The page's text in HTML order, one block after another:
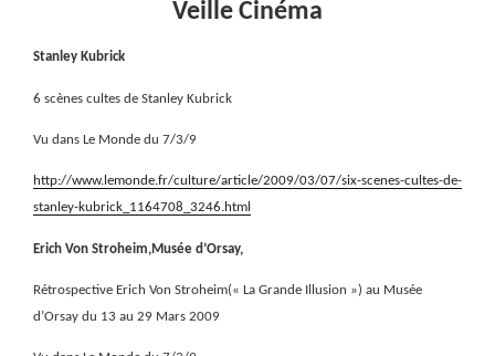
Veille Cinéma
Stanley Kubrick
6 scènes cultes de Stanley Kubrick
Vu dans Le Monde du 7/3/9
http://www.lemonde.fr/culture/article/2009/03/07/six-scenes-cultes-de-
stanley-kubrick_1164708_3246.html
Erich Von Stroheim,Musée d’Orsay,
Rétrospective Erich Von Stroheim(« La Grande Illusion ») au Musée
d’Orsay du 13 au 29 Mars 2009